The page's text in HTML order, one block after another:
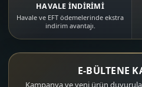
HAVALE İNDİRİMİ
Havale ve EFT ödemelerinde ekstra
indirim avantajı.
E-BÜLTENE
Kampanya ve yeni ürün